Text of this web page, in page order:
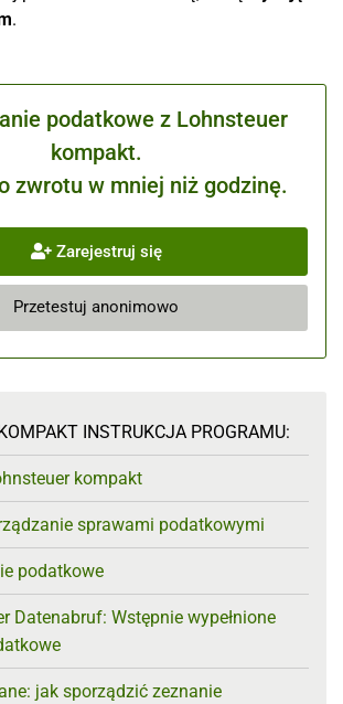
.
podatkowe z Lohnsteuer
kompakt.
zwrotu w mniej niż godzinę.
Zarejestruj się
Przetestuj anonimowo
INSTRUKCJA PROGRAMU:
kompakt
sprawami podatkowymi
podatkowe
Datenabruf: Wstępnie wypełnione
jak sporządzić zeznanie